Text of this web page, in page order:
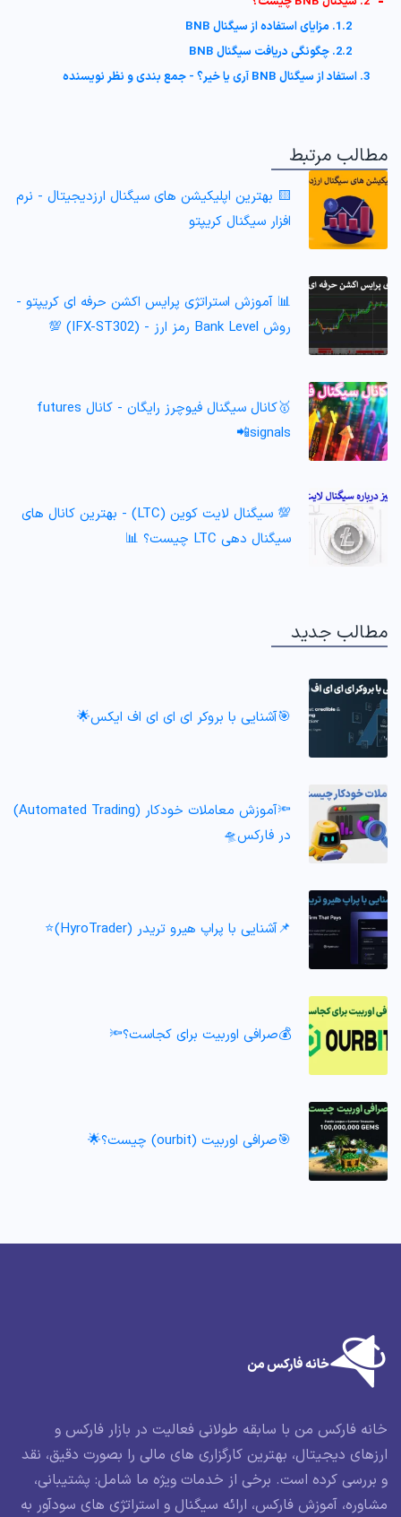
1.2. مزایای استفاده از سیگنال BNB
2.2. چگونگی دریافت سیگنال BNB
3. استفاد از سیگنال BNB آری یا خیر؟ - جمع بندی و نظر نویسنده
مطالب مرتبط
🟨 بهترین اپلیکیشن های سیگنال ارزدیجیتال - نرم
افزار سیگنال کریپتو
📊 آموزش استراتژی پرایس اکشن حرفه ای کریپتو -
روش Bank Level رمز ارز - (IFX-ST302) 💯
🥇کانال سیگنال فیوچرز رایگان - کانال futures
signals📲
💯 سیگنال لایت کوین (LTC) - بهترین کانال های
سیگنال دهی LTC چیست؟ 📊
مطالب جدید
🎯آشنایی با بروکر ای ای ای اف ایکس🌟
🔦آموزش معاملات خودکار (Automated Trading)
در فارکس🛸
📌آشنایی با پراپ هیرو تریدر (HyroTrader)⭐️
💰صرافی اوربیت برای کجاست؟🔦
🎯صرافی اوربیت (ourbit) چیست؟🌟
خانه فارکس من با سابقه طولانی فعالیت در بازار فارکس و
ارزهای دیجیتال، بهترین کارگزاری های مالی را بصورت دقیق، نقد
و بررسی کرده است. برخی از خدمات ویژه ما شامل: پشتیبانی،
مشاوره، آموزش فارکس، ارائه سیگنال و استراتژی های سودآور به